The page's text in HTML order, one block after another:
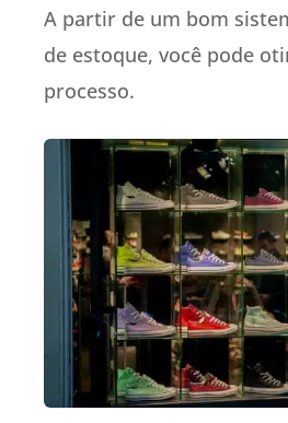
A partir de um bom
de estoque, você pode
processo.